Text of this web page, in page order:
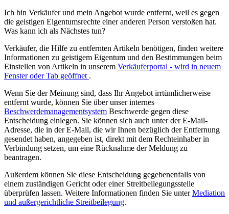
Ich bin Verkäufer und mein Angebot wurde entfernt, weil es gegen
die geistigen Eigentumsrechte einer anderen Person verstoßen hat.
Was kann ich als Nächstes tun?
Verkäufer, die Hilfe zu entfernten Artikeln benötigen, finden weitere
Informationen zu geistigem Eigentum und den Bestimmungen beim
Einstellen von Artikeln in unserem Verkäuferportal - wird in neuem
Fenster oder Tab geöffnet .
Wenn Sie der Meinung sind, dass Ihr Angebot irrtümlicherweise
entfernt wurde, können Sie über unser internes
Beschwerdemanagementsystem Beschwerde gegen diese
Entscheidung einlegen. Sie können sich auch unter der E-Mail-
Adresse, die in der E-Mail, die wir Ihnen bezüglich der Entfernung
gesendet haben, angegeben ist, direkt mit dem Rechteinhaber in
Verbindung setzen, um eine Rücknahme der Meldung zu
beantragen.
Außerdem können Sie diese Entscheidung gegebenenfalls von
einem zuständigen Gericht oder einer Streitbeilegungsstelle
überprüfen lassen. Weitere Informationen finden Sie unterMediation
und außergerichtliche Streitbeilegung.